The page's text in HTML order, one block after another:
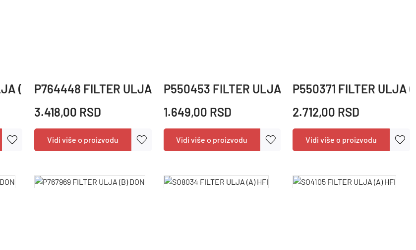
(A) SFP764448 FILTER ULJA (A)(K) DON
3.418,00 RSD
Vidi više o proizvodu
P550453 FILTER ULJA (B) DON
1.649,00 RSD
Vidi više o proizvodu
P550371 FILTER ULJA
2.712,00 RSD
Vidi više o proizvodu